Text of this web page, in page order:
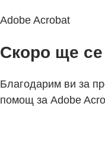
Adobe Acrobat
Скоро ще
Благодарим ви за
помощ за Adobe